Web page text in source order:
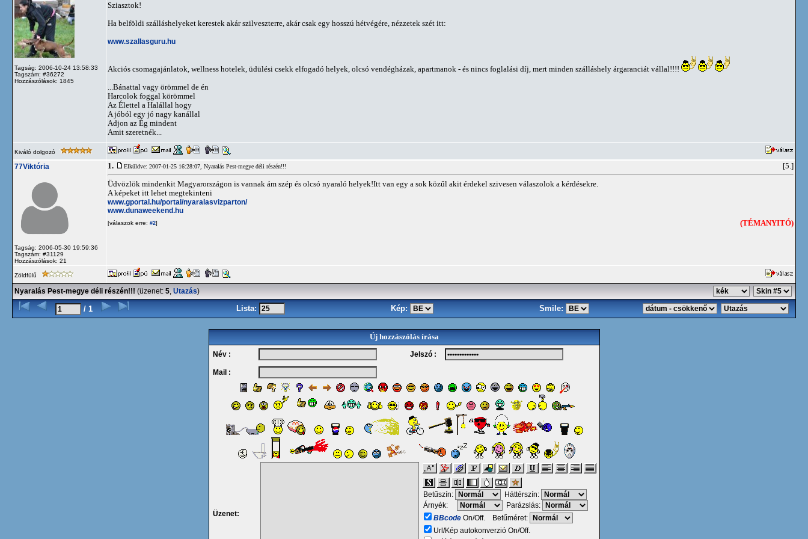
Tagság: 2006-10-24 13:58:33
Tagszám: #36272
Hozzászólások: 1845
Sziasztok!
Ha belföldi szálláshelyeket kerestek akár szilveszterre, akár csak egy hosszú hétvégére, nézzetek szét itt:
www.szallasguru.hu
Akciós csomagajánlatok, wellness hotelek, üdülési csekk elfogadó helyek, olcsó vendégházak, apartmanok - és nincs foglalási díj, mert minden szálláshely árgaranciát vállal!!!!
...Bánattal vagy örömmel de én
Harcolok foggal körömmel
Az Élettel a Halállal hogy
A jóból egy jó nagy kanállal
Adjon az Ég mindent
Amit szeretnék...
Kiváló dolgozó
77Viktória
Tagság: 2006-05-30 19:59:36
Tagszám: #31129
Hozzászólások: 21
1. Elküldve: 2007-01-25 16:28:07, Nyaralás Pest-megye déli részén!!! [5.]
Üdvözlök mindenkit Magyarországon is vannak ám szép és olcsó nyaraló helyek!Itt van egy a sok közűl akit érdekel szivesen válaszolok a kérdésekre.
A képeket itt lehet megtekinteni
www.gportal.hu/portal/nyaralasvizparton/
www.dunaweekend.hu
[válaszok erre: #2] (TÉMANYITÓ)
Zöldfülű
Nyaralás Pest-megye déli részén!!! (üzenet: 5, Utazás)
/ 1 Lista: Kép: Smile:
Új hozzászólás írása
Név : Jelszó :
Mail :
Üzenet:
Betűszín:
Háttérszín:
Árnyék:
Parázslás:
BBcodeOn/Off. Betűméret:
Url/Kép autokonverzió On/Off.